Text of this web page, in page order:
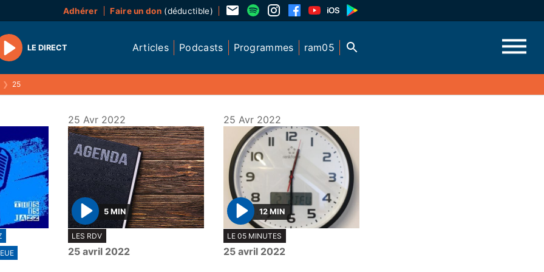
Adhérer Faire un don(déductible)
Play
LE DIRECT Articles Podcasts Programmes ram05
❯ 25
25 Avr 2022
P
l
a
5 MIN
LES RDV
25 avril 2022
25 Avr 2022
P
l
a
12 MIN
LE 05 MINUTES
25 avril 2022